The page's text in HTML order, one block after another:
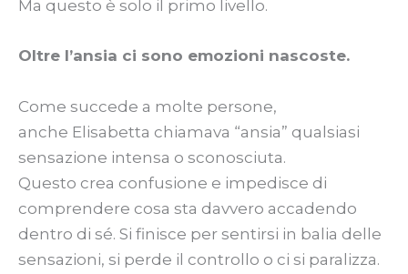
Ma questo è solo il primo livello.
Oltre l’ansia ci sono emozioni nascoste.
Come succede a molte persone,
anche Elisabetta chiamava “ansia” qualsiasi
sensazione intensa o sconosciuta.
Questo crea confusione e impedisce di
comprendere cosa sta davvero accadendo
dentro di sé. Si finisce per sentirsi in balia delle
sensazioni, si perde il controllo o ci si paralizza.